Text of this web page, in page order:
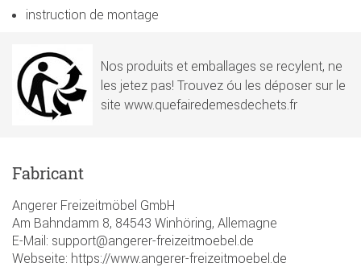
instruction de montage
Nos produits et emballages se recylent, ne
les jetez pas! Trouvez óu les déposer sur le
site www.quefairedemesdechets.fr
Fabricant
Angerer Freizeitmöbel GmbH
Am Bahndamm 8, 84543 Winhöring, Allemagne
E-Mail: support@angerer-freizeitmoebel.de
Webseite: https://www.angerer-freizeitmoebel.de